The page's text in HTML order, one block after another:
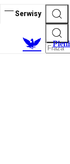
Serwisy
P